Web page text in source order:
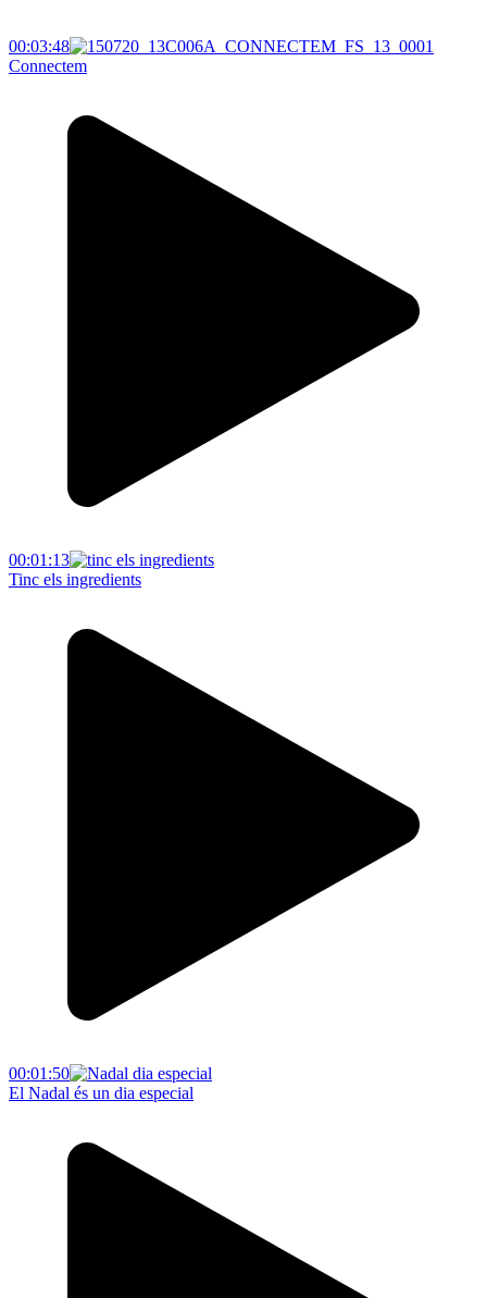
00:03:48
Connectem
00:01:13
Tinc els ingredients
00:01:50
El Nadal és un dia especial